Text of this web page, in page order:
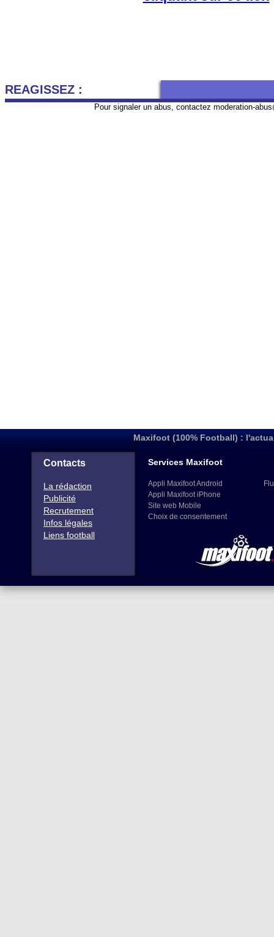
REAGISSEZ :
Pour signaler un abus, contactez moderation-
Maxifoot (100% Football) :
Contacts
La rédaction
Publicité
Recrutement
Infos légales
Liens football
Services Maxifoot
Appli Maxifoot Android
Appli Maxifoot iPhone
Site web Mobile
Choix de consentement